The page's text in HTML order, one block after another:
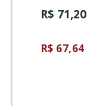
R$ 71,20
R$ 67,64